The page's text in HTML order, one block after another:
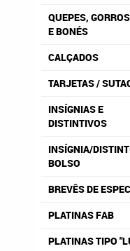
QUEPES,
E BONÉS
CALÇADOS
TARJETAS /
INSÍGNIAS E
DISTINTIVOS
INSÍGNIA/
BOLSO
BREVÊS DE
PLATINAS FAB
PLATINAS TIPO